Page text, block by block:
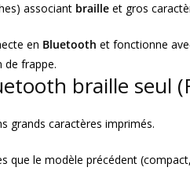
associant braille et gros
en Bluetooth et fonctionne
de frappe.
braille seul
grands caractères imprimés.
que le modèle précédent